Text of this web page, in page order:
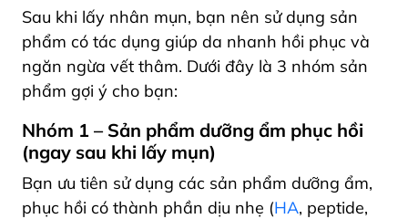
Sau khi lấy nhân mụn, bạn nên sử dụng sản
phẩm có tác dụng giúp da nhanh hồi phục và
ngăn ngừa vết thâm. Dưới đây là 3 nhóm sản
phẩm gợi ý cho bạn:
Nhóm 1 – Sản phẩm dưỡng ẩm phục hồi
(ngay sau khi lấy mụn)
Bạn ưu tiên sử dụng các sản phẩm dưỡng ẩm,
phục hồi có thành phần dịu nhẹ (HA, peptide,